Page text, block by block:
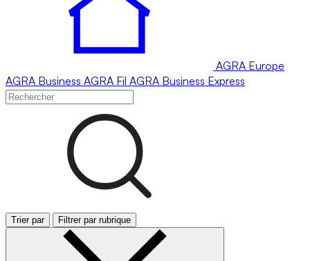
AGRA Europe
AGRA Business AGRA Fil AGRA Business Express
Trier par Filtrer par rubrique